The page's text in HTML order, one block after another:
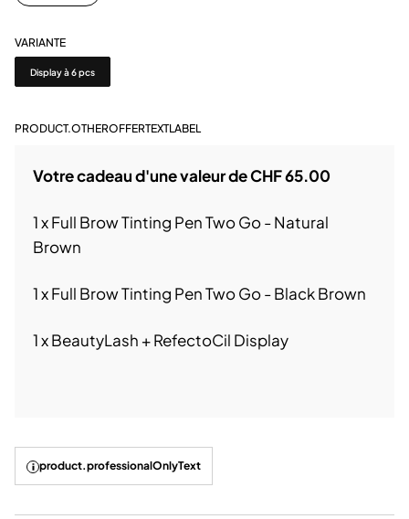
VARIANTE
Variante
Display à 6 pcs
PRODUCT.OTHEROFFERTEXTLABEL
Votre cadeau d'une valeur de CHF 65.00
1 x Full Brow Tinting Pen Two Go - Natural
Brown
1 x Full Brow Tinting Pen Two Go - Black Brown
1 x BeautyLash + RefectoCil Display
product.professionalOnlyText